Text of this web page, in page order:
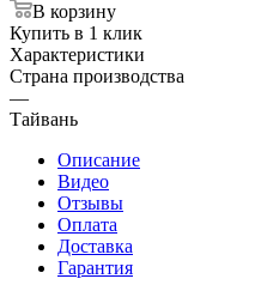
В корзину
Купить в 1 клик
Характеристики
Страна производства
—
Тайвань
Описание
Видео
Отзывы
Оплата
Доставка
Гарантия